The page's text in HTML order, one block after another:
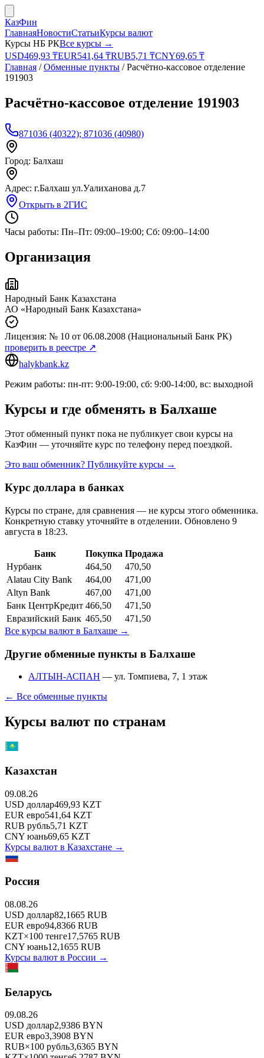
КазФин
ГлавнаяНовостиСтатьиКурсы валют
Курсы НБ РКВсе курсы →
USD469,93 ₸EUR541,64 ₸RUB5,71 ₸CNY69,65 ₸
Главная /Обменные пункты /Расчётно-кассовое отделение
191903
Расчётно-кассовое отделение 191903
871036 (40322); 871036 (40980)
Город: Балхаш
Адрес: г.Балхаш ул.Уалиханова д.7
Открыть в 2ГИС
Часы работы: Пн–Пт: 09:00–19:00; Сб: 09:00–14:00
Организация
Народный Банк Казахстана
АО «Народный Банк Казахстана»
Лицензия: № 10 от 06.08.2008 (Национальный Банк РК)
проверить в реестре ↗
halykbank.kz
Режим работы: пн-пт: 9:00-19:00, сб: 9:00-14:00, вс: выходной
Курсы и где обменять в Балхаше
Этот обменный пункт пока не публикует свои курсы на
КазФин — уточняйте курс по телефону перед поездкой.
Это ваш обменник? Публикуйте курсы →
Курс доллара в банках
Курсы по стране, для сравнения — не курсы этого обменника.
Конкретную ставку уточняйте в отделении. Обновлено 9
августа в 18:23.
Банк Покупка Продажа
Нурбанк
464,50
470,50
Alatau City Bank
464,00
471,00
Altyn Bank
467,00
471,00
Банк ЦентрКредит 466,50
471,50
Евразийский Банк 465,50
471,50
Все курсы валют в Балхаше →
Другие обменные пункты в Балхаше
АЛТЫН-АСПАН — ул. Томпиева, 7, 1 этаж
← Все обменные пункты
Курсы валют по странам
Казахстан
09.08.26
USD доллар469,93 KZT
EUR евро541,64 KZT
RUB рубль5,71 KZT
CNY юань69,65 KZT
Курсы валют в Казахстане →
Россия
08.08.26
USD доллар82,1665 RUB
EUR евро94,8366 RUB
KZT×100 тенге17,5765 RUB
CNY юань12,1655 RUB
Курсы валют в России →
Беларусь
09.08.26
USD доллар2,9386 BYN
EUR евро3,3908 BYN
RUB×100 рубль3,6365 BYN